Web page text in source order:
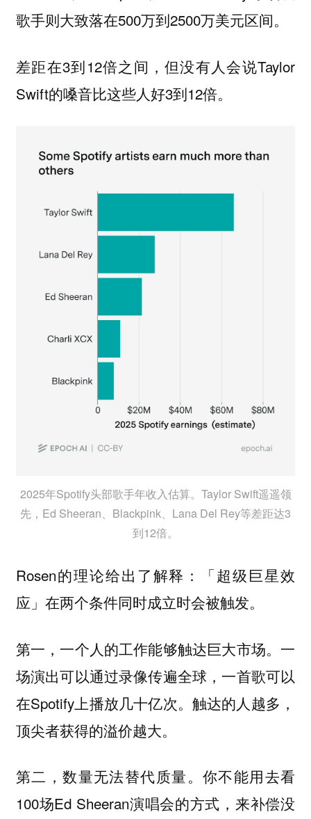
歌手则大致落在500万到2500万美元区间。
差距在3到12倍之间，但没有人会说Taylor
Swift的嗓音比这些人好3到12倍。
2025年Spotify头部歌手年收入估算。Taylor Swift遥遥领
先，Ed Sheeran、Blackpink、Lana Del Rey等差距达3
到12倍。
Rosen的理论给出了解释：「超级巨星效
应」在两个条件同时成立时会被触发。
第一，一个人的工作能够触达巨大市场。一
场演出可以通过录像传遍全球，一首歌可以
在Spotify上播放几十亿次。触达的人越多，
顶尖者获得的溢价越大。
第二，数量无法替代质量。你不能用去看
100场Ed Sheeran演唱会的方式，来补偿没